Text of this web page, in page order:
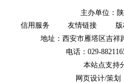
主办单位：
信用服务
友情链接
版
地址：西安市雁塔区吉祥
电话：029-
本站点支持
网页设计/策